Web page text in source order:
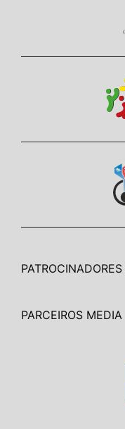
PARCEIROS MEDIA